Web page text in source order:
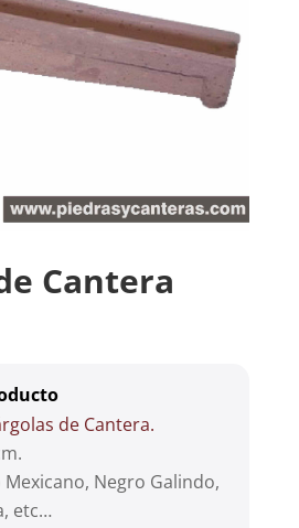
Cantera
de Cantera.
Mexicano, Negro Galindo,
etc…